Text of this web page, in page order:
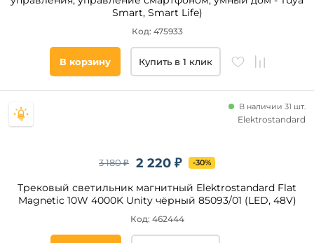
Smart, Smart Life)
Код: 475933
В корзину Купить в 1 клик
2 220 ₽
3 180 ₽ -30%
Трековый светильник магнитный Elektrostandard Flat
Magnetic 10W 4000K Unity чёрный 85093/01 (LED, 48V)
В наличии 31 шт.
Код: 462444
Elektrostandard